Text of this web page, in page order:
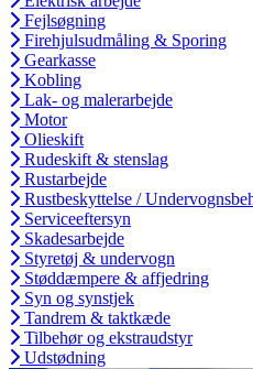
Fejlsøgning
Firehjulsudmåling & Sporing
Gearkasse
Kobling
Lak- og malerarbejde
Motor
Olieskift
Rudeskift & stenslag
Rustarbejde
Rustbeskyttelse /
Serviceeftersyn
Skadesarbejde
Styretøj & undervogn
Støddæmpere & affjedring
Syn og synstjek
Tandrem & taktkæde
Tilbehør og ekstraudstyr
Udstødning